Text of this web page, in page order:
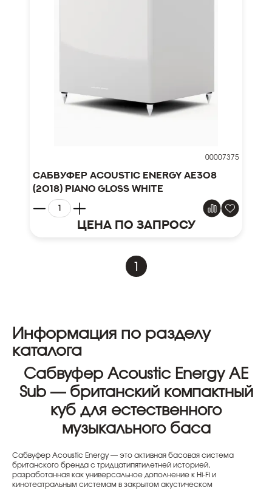
00007375
Сабвуфер Acoustic Energy AE308
(2018) Piano Gloss White
Цена по запросу
1
Информация по разделу
каталога
Сабвуфер Acoustic Energy AE
Sub — британский компактный
куб для естественного
музыкального баса
Сабвуфер Acoustic Energy — это активная басовая система
британского бренда с тридцатипятилетней историей,
разработанная как универсальное дополнение к Hi-Fi и
кинотеатральным системам в закрытом акустическом